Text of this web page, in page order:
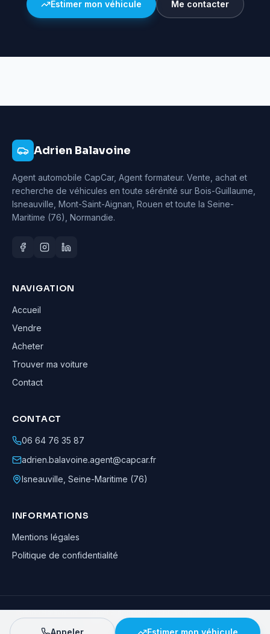
Estimer mon véhicule Me contacter
Adrien Balavoine
Agent automobile CapCar, Agent formateur. Vente, achat et
recherche de véhicules en toute sérénité sur Bois-Guillaume,
Isneauville, Mont-Saint-Aignan, Rouen et toute la Seine-
Maritime (76), Normandie.
NAVIGATION
Accueil
Vendre
Acheter
Trouver ma voiture
Contact
CONTACT
06 64 76 35 87
adrien.balavoine.agent@capcar.fr
Isneauville Seine-Maritime (76)
INFORMATIONS
Mentions légales
Politique de confidentialité
Adrien Balavoine—Agent automobile CapCar, Agent formateur· ©
· Tous droits réservés
Appeler Estimer mon véhicule